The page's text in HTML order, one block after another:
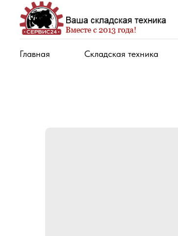
Главная Складская техника